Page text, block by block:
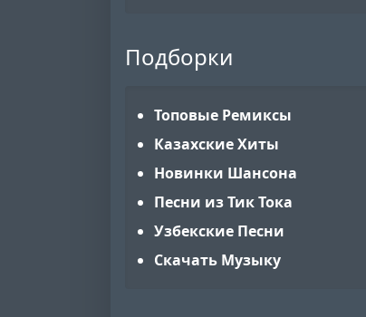
Подборки
Топовые Ремиксы
Казахские Хиты
Новинки Шансона
Песни из Тик Тока
Узбекские Песни
Скачать Музыку